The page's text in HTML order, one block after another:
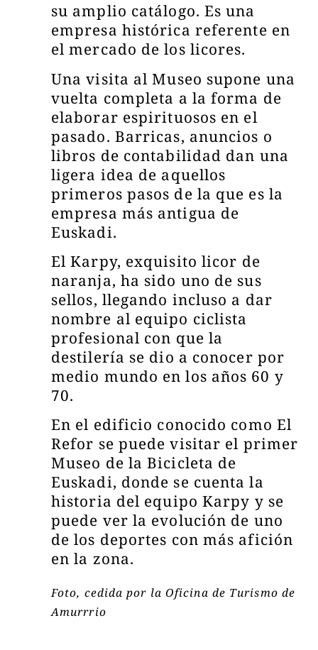
su amplio catálogo. Es una
empresa histórica referente en
el mercado de los licores.
Una visita al Museo supone una
vuelta completa a la forma de
elaborar espirituosos en el
pasado. Barricas, anuncios o
libros de contabilidad dan una
ligera idea de aquellos
primeros pasos de la que es la
empresa más antigua de
Euskadi.
El Karpy, exquisito licor de
naranja, ha sido uno de sus
sellos, llegando incluso a dar
nombre al equipo ciclista
profesional con que la
destilería se dio a conocer por
medio mundo en los años 60 y
70.
En el edificio conocido como El
Refor se puede visitar el primer
Museo de la Bicicleta de
Euskadi, donde se cuenta la
historia del equipo Karpy y se
puede ver la evolución de uno
de los deportes con más afición
en la zona.
Foto, cedida por la Oficina de Turismo de
Amurrrio